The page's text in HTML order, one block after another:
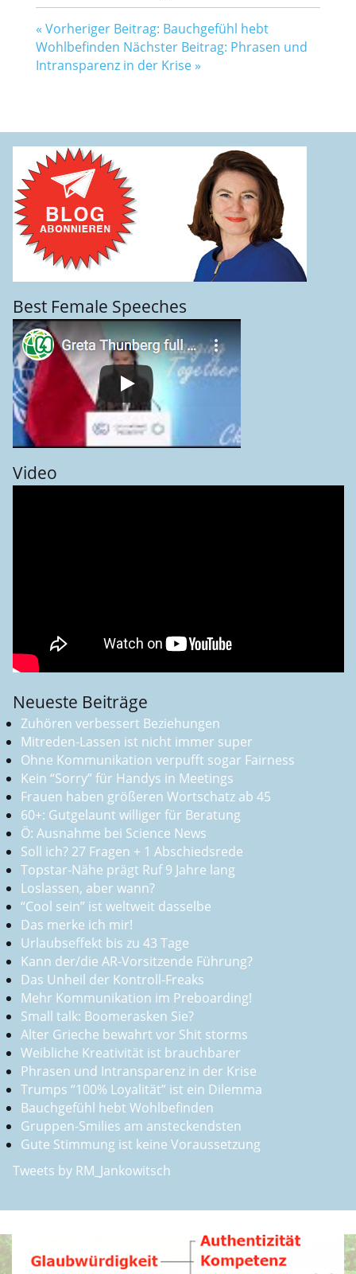
« Vorheriger Beitrag: Bauchgefühl hebt
Wohlbefinden Nächster Beitrag: Phrasen und
Intransparenz in der Krise »
Best Female Speeches
Video
Neueste Beiträge
Zuhören verbessert Beziehungen
Mitreden-Lassen ist nicht immer super
Ohne Kommunikation verpufft sogar Fairness
Kein “Sorry” für Handys in Meetings
Frauen haben größeren Wortschatz ab 45
60+: Gutgelaunt williger für Beratung
Ö: Ausnahme bei Science News
Soll ich? 27 Fragen + 1 Abschiedsrede
Topstar-Nähe prägt Ruf 9 Jahre lang
Loslassen, aber wann?
“Cool sein” ist weltweit dasselbe
Das merke ich mir!
Urlaubseffekt bis zu 43 Tage
Kann der/die AR-Vorsitzende Führung?
Das Unheil der Kontroll-Freaks
Mehr Kommunikation im Preboarding!
Small talk: Boomerasken Sie?
Alter Grieche bewahrt vor Shit storms
Weibliche Kreativität ist brauchbarer
Phrasen und Intransparenz in der Krise
Trumps “100% Loyalität” ist ein Dilemma
Bauchgefühl hebt Wohlbefinden
Gruppen-Smilies am ansteckendsten
Gute Stimmung ist keine Voraussetzung
Tweets by RM_Jankowitsch